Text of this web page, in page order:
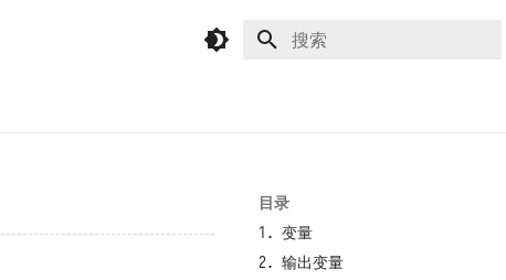
目录
1. 变量
2. 输出变量